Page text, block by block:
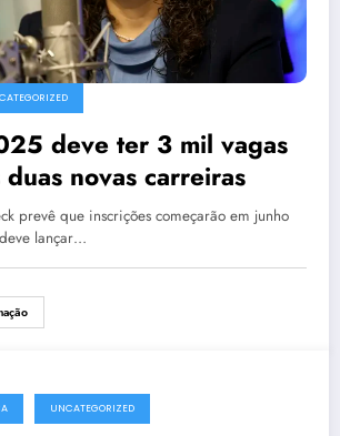
deve ter 3 mil vagas
novas carreiras
prevê que inscrições começarão em junho
lançar…
UNCATEGORIZED